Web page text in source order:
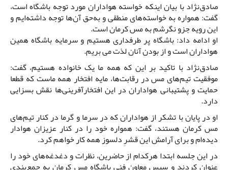
صادق‌نژاد با بیان اینکه خواسته هواداران مورد توجه باشگاه است،
گفت: همواره به خواسته‌های منطقی و به‌حق آن‌ها توجه داشته‌ایم و
این رویه جزو نگرشم به مس کرمان است.
او ادامه داد: باشگاه پر طرفداری هستیم و سرمایه باشگاه همین
هواداران است و از بودن آنان لذت می بریم.
صادق‌نژاد با تاکید بر این که همه ما یک خانواده هستیم، گفت:
موفقیت تیم‌های مس در رقابت‌ها، مایه افتخار همه ماست که قطعا
حمایت و پشتیبانی هواداران در این افتخارآفرینی‌ها نقش بسزایی
دارد.
او در پایان با تشکر از هواداران که در سرما و گرما در کنار تیم‌های
مس کرمان هستند، گفت: همواره خود را در کنار عزیزان هوادار
دیده‌ام و برای آرامش این قشرِ دلسوز همه کار خواهم کرد.
در این جلسه ابتدا هرکدام از حاضرین، نظرات و دغدغه‌های خود را